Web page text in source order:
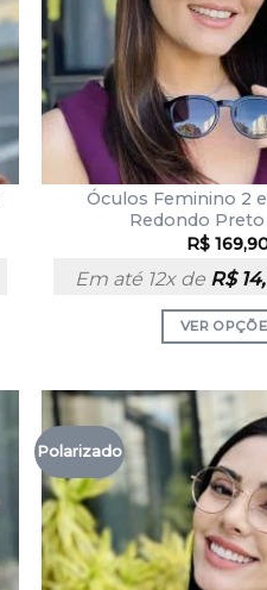
Óculos Feminino 2
Redondo Preto
R$
Em até 12x de R$
VER
Polarizado